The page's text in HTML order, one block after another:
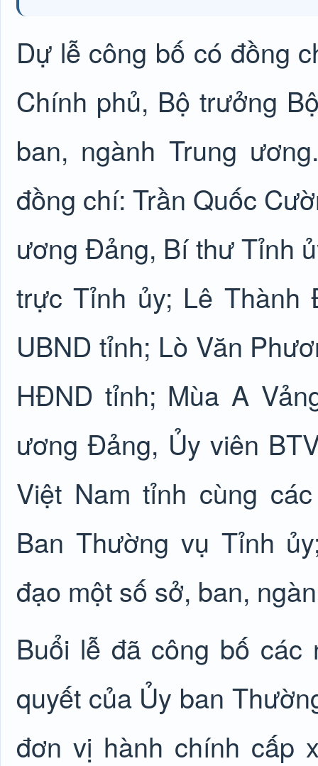
Dự lễ công bố có đồng
Chính phủ, Bộ trưởng
ban, ngành Trung
đồng chí: Trần Quốc
ương Đảng, Bí thư Tỉnh
trực Tỉnh ủy; Lê Thành
UBND tỉnh; Lò Văn
HĐND tỉnh; Mùa A
ương Đảng, Ủy viên
Việt Nam tỉnh cùng
Ban Thường vụ Tỉnh
đạo một số sở, ban,
Buổi lễ đã công bố các
quyết của Ủy ban
đơn vị hành chính cấp